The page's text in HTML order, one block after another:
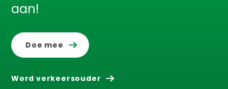
aan!
Doe mee
Word verkeersouder